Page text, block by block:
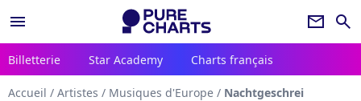
menu newsletter search
Billetterie Star Academy Charts français
Accueil / Artistes / Musiques d'Europe / Nachtgeschrei